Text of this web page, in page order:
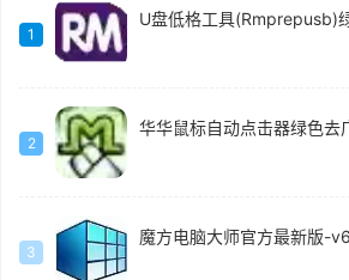
1
2
华华鼠标自动点击器绿色去
3
魔方电脑大师官方最新版-